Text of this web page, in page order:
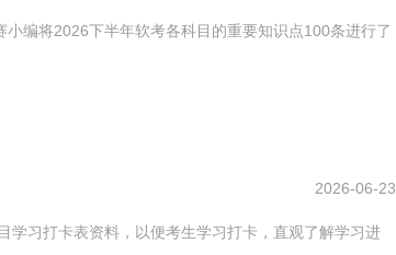
编将2026下半年软考各科目的重要知识点100条进行了
2026-06-23
学习打卡表资料，以便考生学习打卡，直观了解学习进